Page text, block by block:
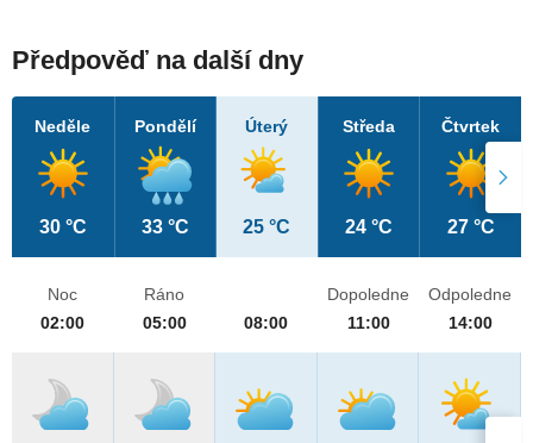
Předpověď na další dny
Neděle
30 °C
Pondělí
33 °C
Úterý
25 °C
Středa
24 °C
Čtvrtek
27 °C
Noc
02:00
Ráno
05:00
08:00
Dopoledne
11:00
Odpoledne
14:00